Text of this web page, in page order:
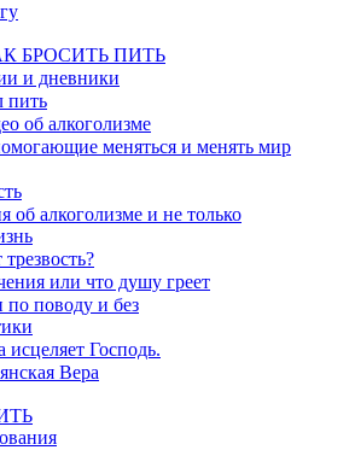
БРОСИТЬ ПИТЬ
и дневники
пить
об алкоголизме
меняться и менять мир
алкоголизме и не только
или что душу греет
поводу и без
Господь.
Вера